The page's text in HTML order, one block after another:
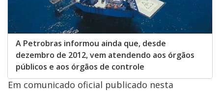
A Petrobras informou ainda que, desde
dezembro de 2012, vem atendendo aos órgãos
públicos e aos órgãos de controle
Em comunicado oficial publicado nesta